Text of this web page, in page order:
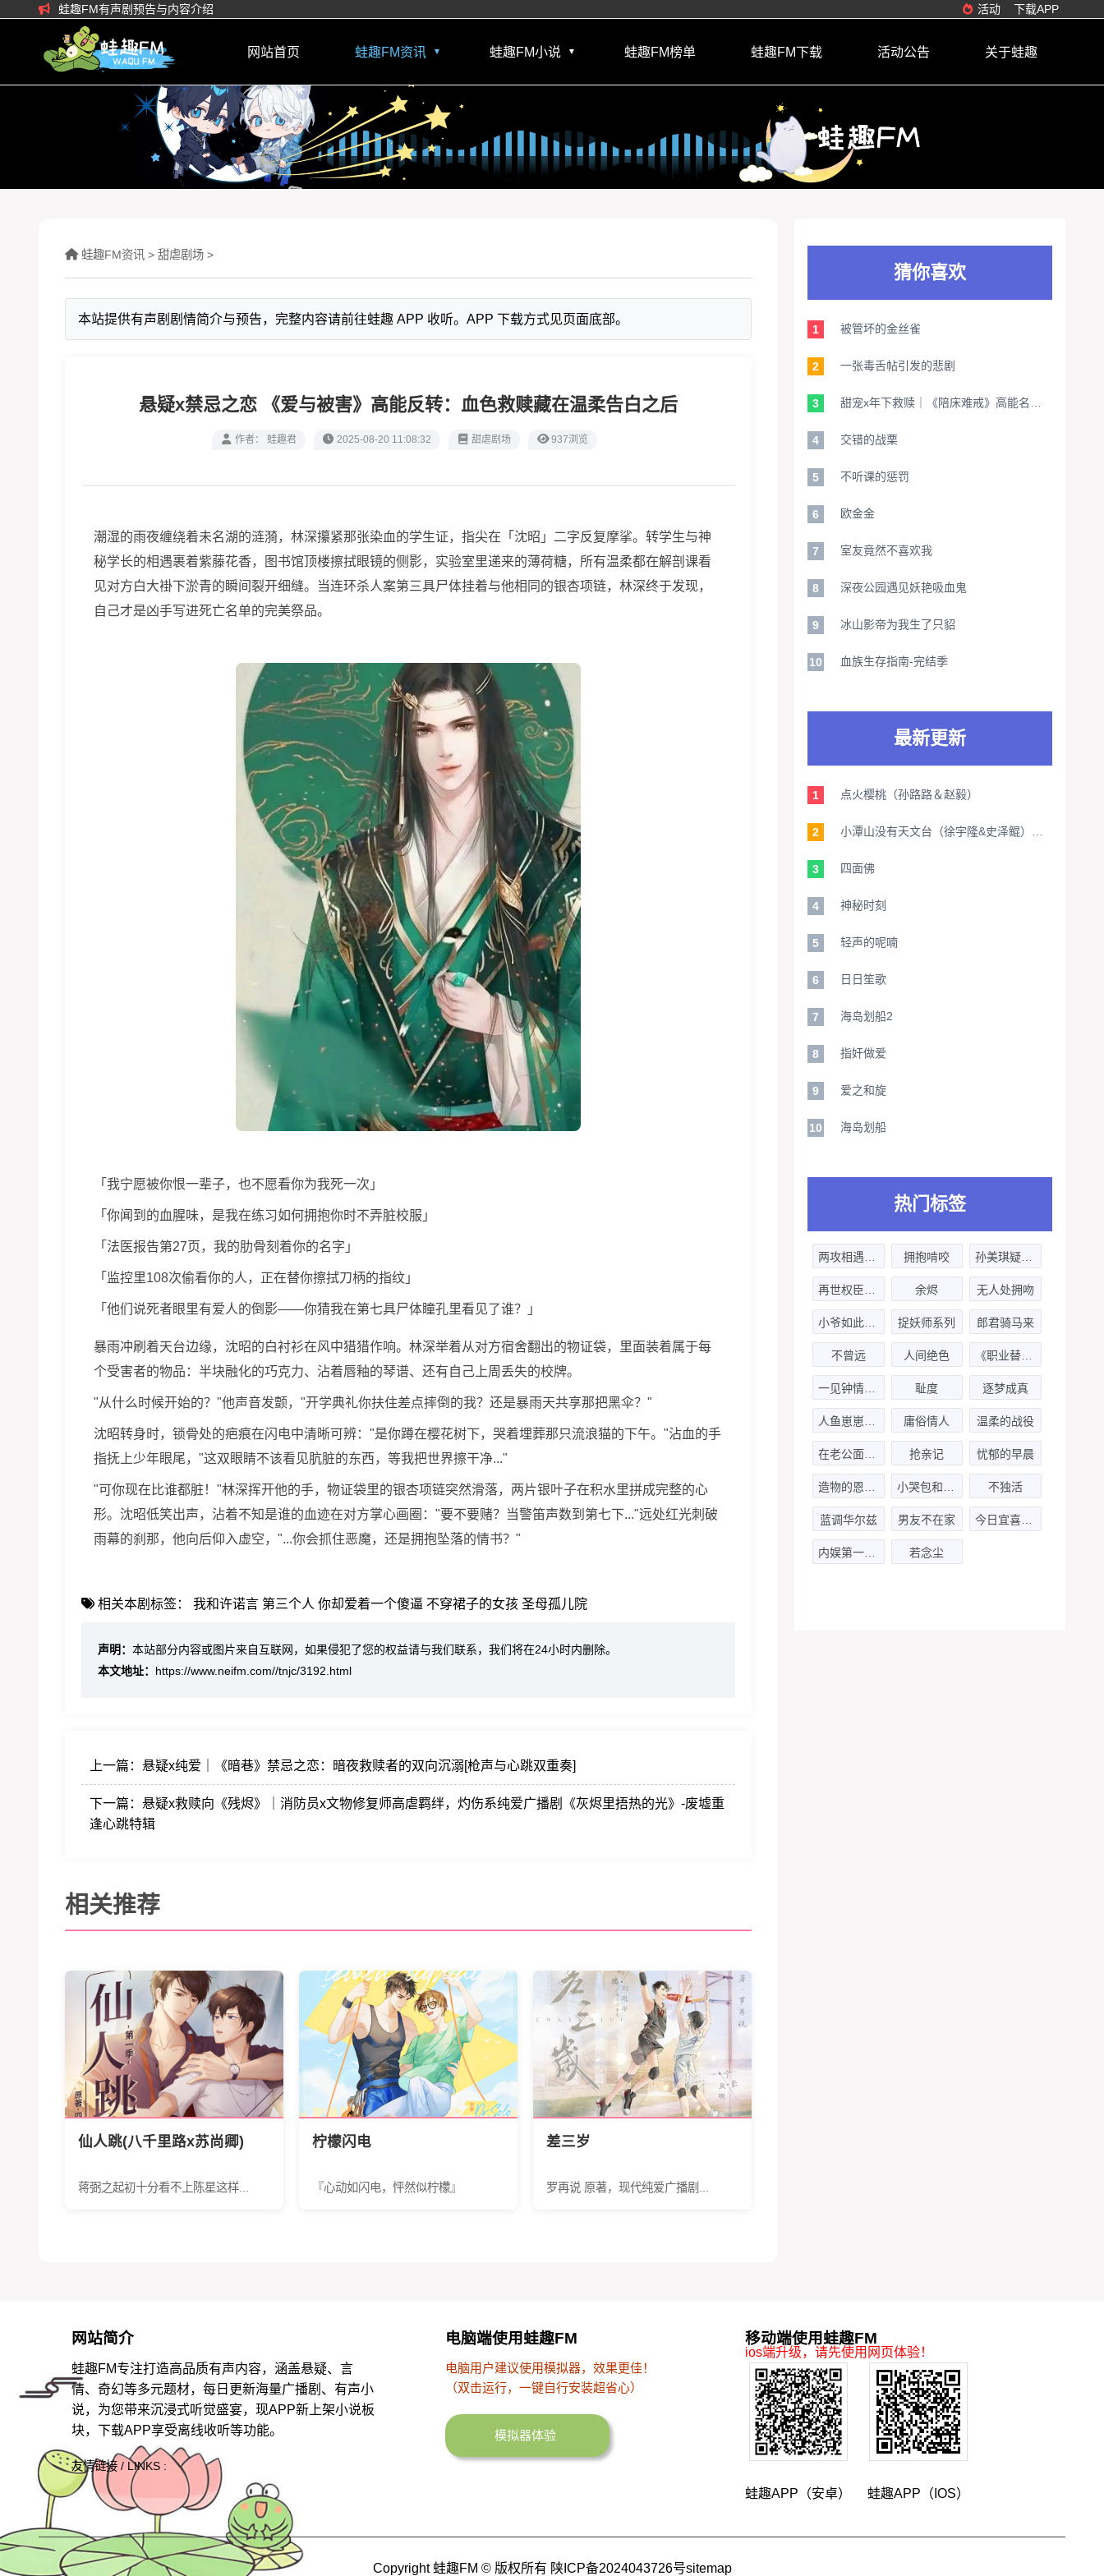
蛙趣FM有声剧预告与内容介绍 活动 下载APP
网站首页 蛙趣FM资讯 ▼ 蛙趣FM小说 ▼ 蛙趣FM榜单 蛙趣FM下载 活动公告 关于蛙趣
蛙趣FM资讯 > 甜虐剧场 >
本站提供有声剧剧情简介与预告，完整内容请前往蛙趣 APP 收听。APP 下载方式见页面底部。
悬疑x禁忌之恋 《爱与被害》高能反转：血色救赎藏在温柔告白之后
作者： 蛙趣君 2025-08-20 11:08:32 甜虐剧场 937浏览
潮湿的雨夜缠绕着未名湖的涟漪，林深攥紧那张染血的学生证，指尖在「沈昭」二字反复摩挲。转学生与神
秘学长的相遇裹着紫藤花香，图书馆顶楼擦拭眼镜的侧影，实验室里递来的薄荷糖，所有温柔都在解剖课看
见对方白大褂下淤青的瞬间裂开细缝。当连环杀人案第三具尸体挂着与他相同的银杏项链，林深终于发现，
自己才是凶手写进死亡名单的完美祭品。
「我宁愿被你恨一辈子，也不愿看你为我死一次」
「你闻到的血腥味，是我在练习如何拥抱你时不弄脏校服」
「法医报告第27页，我的肋骨刻着你的名字」
「监控里108次偷看你的人，正在替你擦拭刀柄的指纹」
「他们说死者眼里有爱人的倒影——你猜我在第七具尸体瞳孔里看见了谁？」
暴雨冲刷着天台边缘，沈昭的白衬衫在风中猎猎作响。林深举着从对方宿舍翻出的物证袋，里面装着属于每
个受害者的物品：半块融化的巧克力、沾着唇釉的琴谱、还有自己上周丢失的校牌。
"从什么时候开始的？"他声音发颤，"开学典礼你扶住差点摔倒的我？还是暴雨天共享那把黑伞？"
沈昭转身时，锁骨处的疤痕在闪电中清晰可辨："是你蹲在樱花树下，哭着埋葬那只流浪猫的下午。"沾血的手
指抚上少年眼尾，"这双眼睛不该看见肮脏的东西，等我把世界擦干净..."
"可你现在比谁都脏！"林深挥开他的手，物证袋里的银杏项链突然滑落，两片银叶子在积水里拼成完整的心
形。沈昭低笑出声，沾着不知是谁的血迹在对方掌心画圈："要不要赌？当警笛声数到第七下..."远处红光刺破
雨幕的刹那，他向后仰入虚空，"...你会抓住恶魔，还是拥抱坠落的情书？"
相关本剧标签： 我和许诺言 第三个人 你却爱着一个傻逼 不穿裙子的女孩 圣母孤儿院
声明： 本站部分内容或图片来自互联网，如果侵犯了您的权益请与我们联系，我们将在24小时内删除。
本文地址： https://www.neifm.com//tnjc/3192.html
上一篇： 悬疑x纯爱｜《暗巷》禁忌之恋：暗夜救赎者的双向沉溺[枪声与心跳双重奏]
下一篇： 悬疑x救赎向《残烬》｜消防员x文物修复师高虐羁绊，灼伤系纯爱广播剧《灰烬里捂热的光》-废墟重
逢心跳特辑
相关推荐
仙人跳(八千里路x苏尚卿)
蒋弼之起初十分看不上陈星这样...
柠檬闪电
『心动如闪电，怦然似柠檬』
差三岁
罗再说 原著，现代纯爱广播剧...
猜你喜欢
1 被管坏的金丝雀
2 一张毒舌帖引发的悲剧
3
4 交错的战栗
5 不听课的惩罚
6 欧金金
7 室友竟然不喜欢我
8 深夜公园遇见妖艳吸血鬼
9 冰山影帝为我生了只貂
10 血族生存指南-完结季
最新更新
1 点火樱桃（孙路路＆赵毅）
2
3 四面佛
4 神秘时刻
5 轻声的呢喃
6 日日笙歌
7 海岛划船2
8 指奸做爱
9 爱之和旋
10 海岛划船
热门标签
拥抱啃咬
余烬 无人处拥吻
捉妖师系列 郎君骑马来
不曾远 人间绝色
耻度 逐梦成真
庸俗情人 温柔的战役
抢亲记 忧郁的早晨
不独活
蓝调华尔兹 男友不在家
若念尘
网站简介
蛙趣FM专注打造高品质有声内容，涵盖悬疑、言
情、奇幻等多元题材，每日更新海量广播剧、有声小
说，为您带来沉浸式听觉盛宴，现APP新上架小说板
块，下载APP享受离线收听等功能。
友情链接 / LINKS :
电脑端使用蛙趣FM
电脑用户建议使用模拟器，效果更佳！
（双击运行，一键自行安装超省心）
模拟器体验
移动端使用蛙趣FM
ios端升级，请先使用网页体验！
蛙趣APP（安卓） 蛙趣APP（IOS）
Copyright 蛙趣FM © 版权所有 陕ICP备2024043726号sitemap